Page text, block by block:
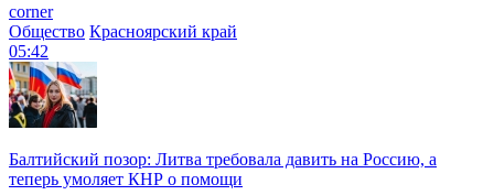
corner
Общество Красноярский край
05:42
Балтийский позор: Литва требовала давить на Россию, а
теперь умоляет КНР о помощи